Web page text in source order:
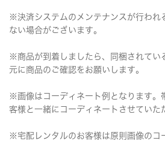
※決済システムのメンテナンスが行われ
ない場合がございます。
※商品が到着しましたら、同梱されてい
元に商品のご確認をお願いします。
※画像はコーディネート例となります。
客様と一緒にコーディネートさせていた
※宅配レンタルのお客様は原則画像のコ